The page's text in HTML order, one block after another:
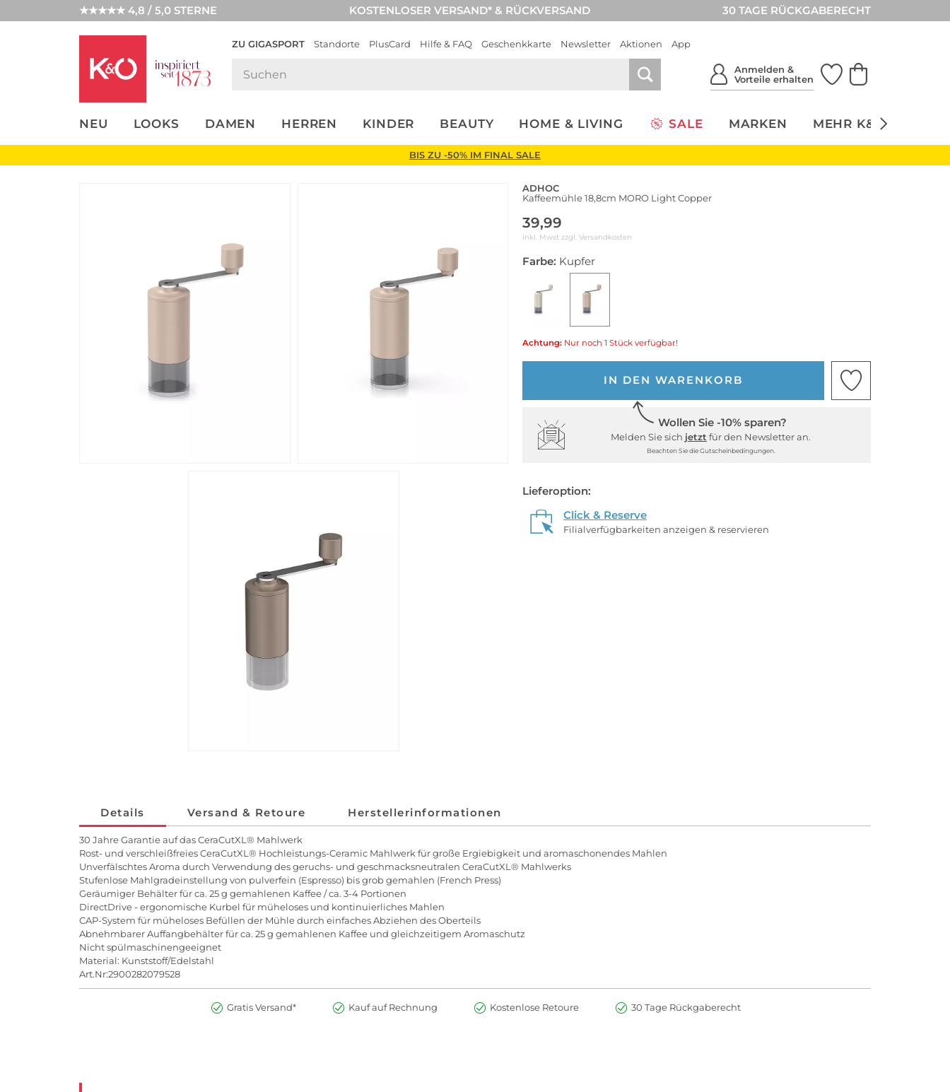
★★★★★ 4,8 / 5,0 STERNE KOSTENLOSER VERSAND* & RÜCKVERSAND 30 TAGE RÜCKGABERECHT
ZU GIGASPORT Standorte PlusCard Hilfe & FAQ Geschenkkarte Newsletter Aktionen App
Anmelden &
Vorteile erhalten
NEU LOOKS DAMEN HERREN KINDER BEAUTY HOME & LIVING SALE MARKEN MEHR K&Ö
UNSERE APP
CLICK &
BIS ZU -50% IM FINAL SALE
ADHOC
Kaffeemühle 18,8cm MORO Light Copper
39,99
inkl. Mwst zzgl. Versandkosten
Farbe: Kupfer
Achtung: Nur noch 1 Stück verfügbar!
IN DEN WARENKORB
Wollen Sie -10% sparen?
Melden Sie sich jetzt für den Newsletter an.
Beachten Sie die Gutscheinbedingungen.
Lieferoption:
Click & Reserve
Filialverfügbarkeiten anzeigen & reservieren
Details Versand & Retoure Herstellerinformationen
30 Jahre Garantie auf das CeraCutXL® Mahlwerk
Rost- und verschleißfreies CeraCutXL® Hochleistungs-Ceramic Mahlwerk für große Ergiebigkeit und aromaschonendes Mahlen
Unverfälschtes Aroma durch Verwendung des geruchs- und geschmacksneutralen CeraCutXL® Mahlwerks
Stufenlose Mahlgradeinstellung von pulverfein (Espresso) bis grob gemahlen (French Press)
Geräumiger Behälter für ca. 25 g gemahlenen Kaffee / ca. 3-4 Portionen
DirectDrive - ergonomische Kurbel für müheloses und kontinuierliches Mahlen
CAP-System für müheloses Befüllen der Mühle durch einfaches Abziehen des Oberteils
Abnehmbarer Auffangbehälter für ca. 25 g gemahlenen Kaffee und gleichzeitigem Aromaschutz
Nicht spülmaschinengeeignet
Material: Kunststoff/Edelstahl
Art.Nr:2900282079528
Gratis Versand* Kauf auf Rechnung Kostenlose Retoure 30 Tage Rückgaberecht